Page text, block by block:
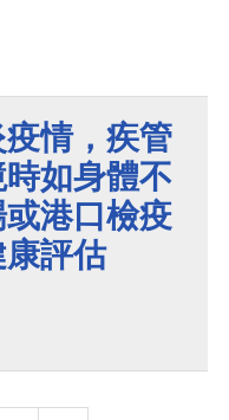
情，疾管
如身體不
港口檢疫
評估